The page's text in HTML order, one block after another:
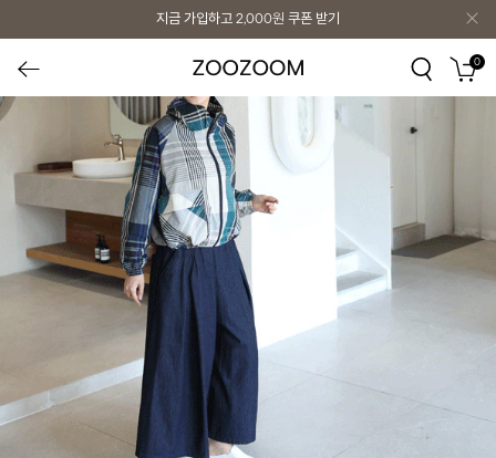
지금 가입하고 2,000원 쿠폰 받기
0